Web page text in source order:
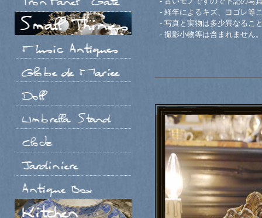
- 経年によるキズ、ヨゴレ等
- 写真と実物は多少異なるこ
- 撮影小物等は含まれません